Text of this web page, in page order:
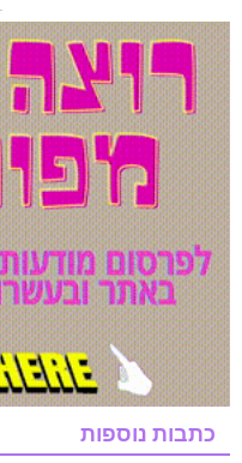
כתבות נוספות